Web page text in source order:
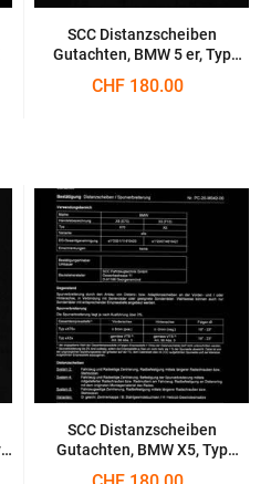
SCC Distanzscheiben
Gutachten, BMW 5 er, Typ
CHF 180.00
SCC Distanzscheiben
Gutachten, BMW X5, Typ